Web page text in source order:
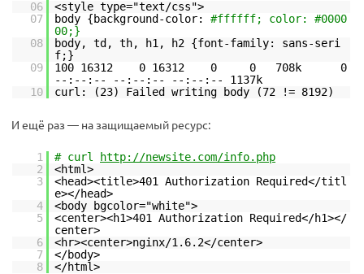
06
<style type="text/css">
07
body {background-color: #ffffff; color: #0000
00;}
08
body, td, th, h1, h2 {font-family: sans-seri
f;}
09
100 16312 0 16312 0 0 708k 0
--:--:-- --:--:-- --:--:-- 1137k
10
curl: (23) Failed writing body (72 != 8192)
И ещё раз — на защищаемый ресурс:
1 # curl
http://newsite.com/info.php
2
<html>
3
<head><title>401 Authorization Required</titl
e></head>
4
<body bgcolor="white">
5
<center><h1>401 Authorization Required</h1></
center>
6
<hr><center>nginx/1.6.2</center>
7
</body>
8
</html>